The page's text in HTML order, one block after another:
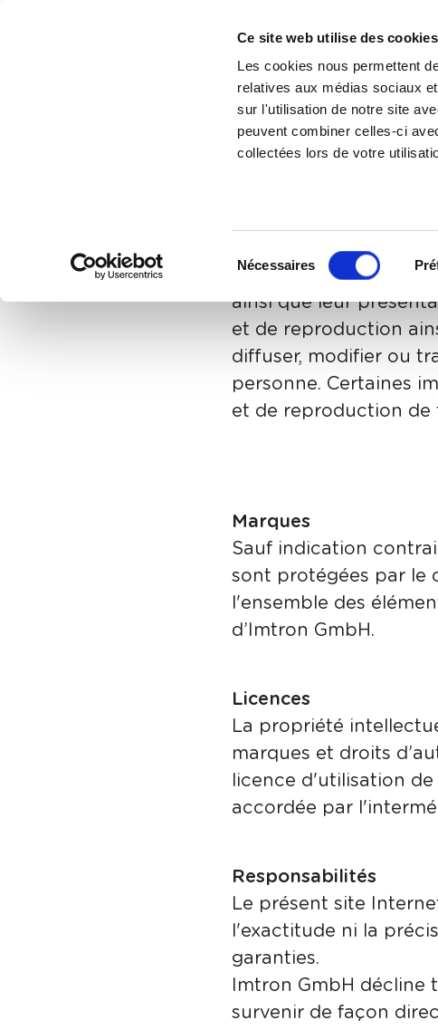
Ce site web utilise des
Les cookies nous permettent
relatives aux médias sociaux
sur l'utilisation de notre site
peuvent combiner celles-ci
collectées lors de votre
Nécessaires
© Copyright
Tous droits réservés.
ainsi que leur
et de reproduction
diffuser, modifier ou
personne. Certaines
et de reproduction de
Marques
Sauf indication
sont protégées par le
l'ensemble des
d’Imtron GmbH.
Licences
La propriété
marques et droits
licence d'utilisation
accordée par
Responsabilités
Le présent site
l'exactitude ni la
garanties.
Imtron GmbH décline
survenir de façon